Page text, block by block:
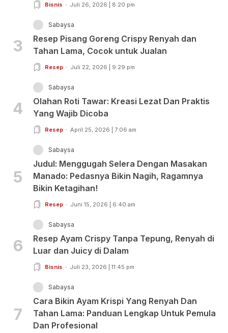
Bisnis Juli 26, 2026 | 8:20 pm
3
Sabaysa
Resep Pisang Goreng Crispy Renyah dan
Tahan Lama, Cocok untuk Jualan
Resep Juli 22, 2026 | 9:29 pm
4
Sabaysa
Olahan Roti Tawar: Kreasi Lezat Dan Praktis
Yang Wajib Dicoba
Resep April 25, 2026 | 7:06 am
5
Sabaysa
Judul: Menggugah Selera Dengan Masakan
Manado: Pedasnya Bikin Nagih, Ragamnya
Bikin Ketagihan!
Resep Juni 15, 2026 | 6:40 am
6
Sabaysa
Resep Ayam Crispy Tanpa Tepung, Renyah di
Luar dan Juicy di Dalam
Bisnis Juli 23, 2026 | 11:45 pm
7
Sabaysa
Cara Bikin Ayam Krispi Yang Renyah Dan
Tahan Lama: Panduan Lengkap Untuk Pemula
Dan Profesional